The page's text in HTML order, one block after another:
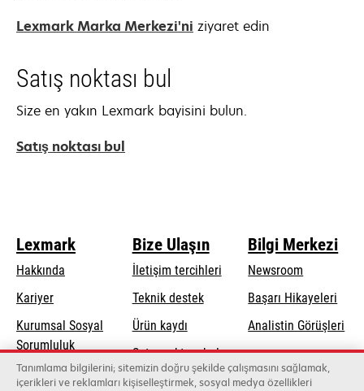
Lexmark Marka Merkezi'ni ziyaret edin
Satış noktası bul
Size en yakın Lexmark bayisini bulun.
Satış noktası bul
Lexmark
Hakkında
Kariyer
Kurumsal Sosyal
Sorumlulukopens
in
a
Sürdürülebilirlik
Bize Ulaşın
İletişim tercihleri
Teknik destekopens
new
tab
Ürün kaydı
Satış noktası bul
Toptancıların
Bilgi Merkezi
Newsroom
Başarı Hikayeleri
Analistin Görüşleri
Tanımlama bilgilerini; sitemizin doğru şekilde çalışmasını sağlamak,
içerikleri ve reklamları kişiselleştirmek, sosyal medya özellikleri